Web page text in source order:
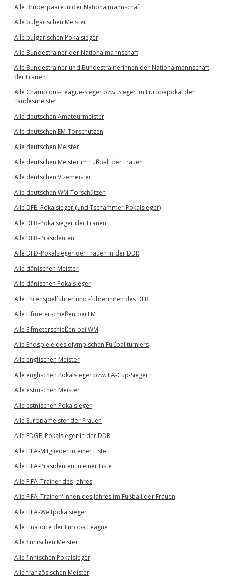
Alle Brüderpaare in der Nationalmannschaft
Alle bulgarischen Meister
Alle bulgarischen Pokalsieger
Alle Bundestrainer der Nationalmannschaft
Alle Bundestrainer und Bundestrainerinnen der Nationalmannschaft
der Frauen
Alle Champions-League-Sieger bzw. Sieger im Europapokal der
Landesmeister
Alle deutschen Amateurmeister
Alle deutschen EM-Torschützen
Alle deutschen Meister
Alle deutschen Meister im Fußball der Frauen
Alle deutschen Vizemeister
Alle deutschen WM-Torschützen
Alle DFB-Pokalsieger (und Tschammer-Pokalsieger)
Alle DFB-Pokalsieger der Frauen
Alle DFB-Präsidenten
Alle DFD-Pokalsieger der Frauen in der DDR
Alle dänischen Meister
Alle dänischen Pokalsieger
Alle Ehrenspielführer und -führerinnen des DFB
Alle Elfmeterschießen bei EM
Alle Elfmeterschießen bei WM
Alle Endspiele des olympischen Fußballturniers
Alle englischen Meister
Alle englischen Pokalsieger bzw. FA-Cup-Sieger
Alle estnischen Meister
Alle estnischen Pokalsieger
Alle Europameister der Frauen
Alle FDGB-Pokalsieger in der DDR
Alle FIFA-Mitglieder in einer Liste
Alle FIFA-Präsidenten in einer Liste
Alle FIFA-Trainer des Jahres
Alle FIFA-Trainer*innen des Jahres im Fußball der Frauen
Alle FIFA-Weltpokalsieger
Alle Finalorte der Europa League
Alle finnischen Meister
Alle finnischen Pokalsieger
Alle französischen Meister